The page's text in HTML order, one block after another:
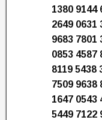
1380 9144
2649 0631
9683 7801
0853 4587
8119 5438
7509 9638
1647 0543
5449 7122